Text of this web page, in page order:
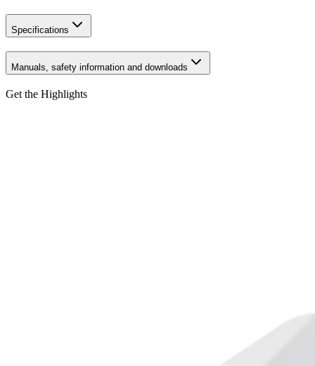
Specifications
Manuals, safety information and downloads
Get the Highlights